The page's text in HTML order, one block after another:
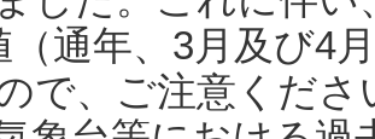
（通年、3月及び4
で、ご注意くだ